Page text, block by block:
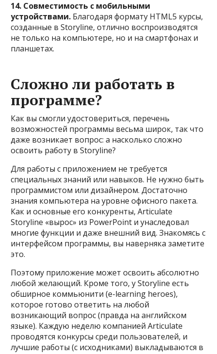
14. Совместимость с мобильными
устройствами. Благодаря формату HTML5 курсы,
созданные в Storyline, отлично воспроизводятся
не только на компьютере, но и на смартфонах и
планшетах.
Сложно ли работать в
программе?
Как вы смогли удостовериться, перечень
возможностей программы весьма широк, так что
даже возникает вопрос: а насколько сложно
освоить работу в Storyline?
Для работы с приложением не требуется
специальных знаний или навыков. Не нужно быть
программистом или дизайнером. Достаточно
знания компьютера на уровне офисного пакета.
Как и основные его конкуренты, Articulate
Storyline «вырос» из PowerPoint и унаследовал
многие функции и даже внешний вид. Знакомясь с
интерфейсом программы, вы наверняка заметите
это.
Поэтому приложение может освоить абсолютно
любой желающий. Кроме того, у Storyline есть
обширное коммьюнити (e-learning heroes),
которое готово ответить на любой
возникающий вопрос (правда на английском
языке). Каждую неделю компанией Articulate
проводятся конкурсы среди пользователей, и
лучшие работы (с исходниками) выкладываются в